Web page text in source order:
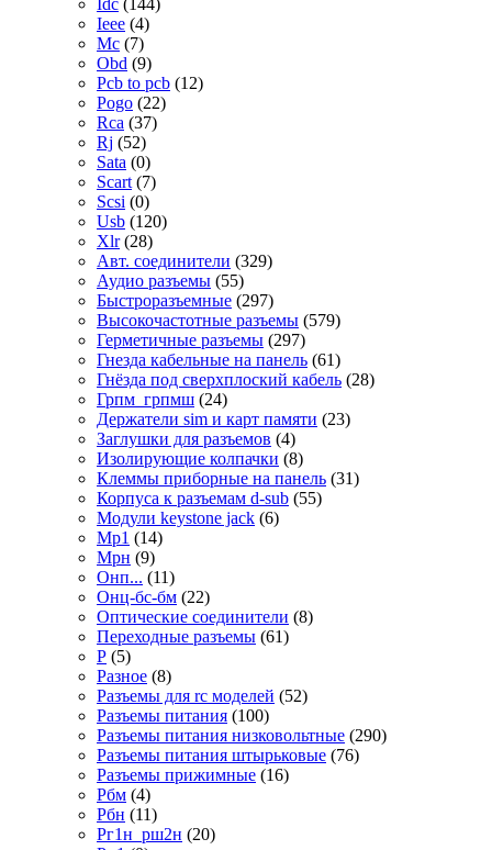
Ieee (4)
Mc (7)
Obd (9)
Pcb to pcb (12)
Pogo (22)
Rca (37)
Rj (52)
Sata (0)
Scart (7)
Scsi (0)
Usb (120)
Xlr(28)
Авт. соединители (329)
Аудио разъемы (55)
Быстроразъемные (297)
Высокочастотные разъемы (579)
Герметичные разъемы (297)
Гнезда кабельные на панель (61)
Гнёзда под сверхплоский кабель (28)
Грпм_грпмш (24)
Держатели sim и карт памяти (23)
Заглушки для разъемов (4)
Изолирующие колпачки (8)
Клеммы приборные на панель (31)
Корпуса к разъемам d-sub (55)
Модули keystone jack (6)
Мр1 (14)
Мрн (9)
Онп... (11)
Онц-бс-бм (22)
Оптические соединители (8)
Переходные разъемы (61)
Р (5)
Разное (8)
Разъемы для rc моделей (52)
Разъемы питания (100)
Разъемы питания низковольтные (290)
Разъемы питания штырьковые (76)
Разъемы прижимные (16)
Рбм (4)
Рбн (11)
Рг1н_рш2н (20)